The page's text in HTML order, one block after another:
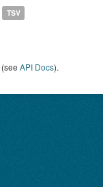
TSV
(see API Docs).